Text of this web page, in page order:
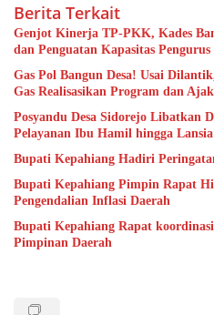
Berita Terkait
Genjot Kinerja TP-PKK, Kades
dan Penguatan Kapasitas Pengurus
Gas Pol Bangun Desa! Usai
Gas Realisasikan Program dan
Posyandu Desa Sidorejo Libatkan
Pelayanan Ibu Hamil hingga Lansia
Bupati Kepahiang Hadiri
Bupati Kepahiang Pimpin Rapat
Pengendalian Inflasi Daerah
Bupati Kepahiang Rapat
Pimpinan Daerah